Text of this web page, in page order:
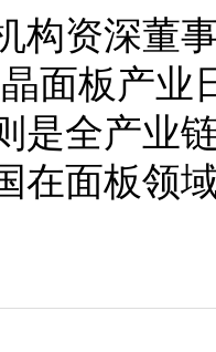
资深董事
面板产
是全产业
在面板领